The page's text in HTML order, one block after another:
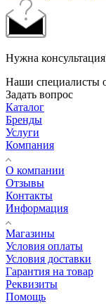
Нужна
Наши специалисты
Задать вопрос
Каталог
Бренды
Услуги
Компания
О компании
Отзывы
Контакты
Информация
Магазины
Условия оплаты
Условия доставки
Гарантия на товар
Реквизиты
Помощь